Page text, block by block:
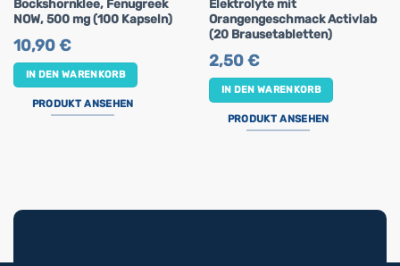
Bockshornklee, Fenugreek
NOW, 500 mg (100 Kapseln)
10,90€
IN DEN WARENKORB
PRODUKT ANSEHEN
Elektrolyte mit
Orangengeschmack Activlab
(20 Brausetabletten)
2,50€
IN DEN WARENKORB
PRODUKT ANSEHEN